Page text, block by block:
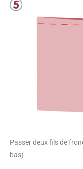
Passer deux fils de
bas)